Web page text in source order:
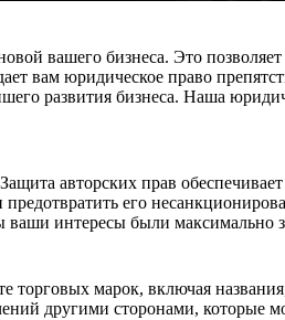
вашего бизнеса. Это позволяет
вам юридическое право
развития бизнеса. Наша
авторских прав
его
ваши интересы были максимально
торговых марок, включая
другими сторонами, которые